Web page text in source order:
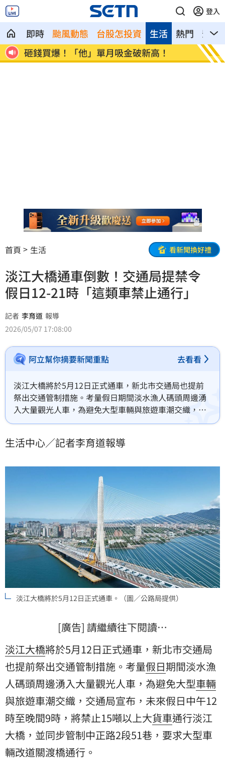
登入
即時 颱風動態 台股怎投資 熱門 影音
生活
之
砸錢買爆！「他」單月吸金破新高！
鬼門
請」
首頁 生活 看新聞換好禮
淡江大橋通車倒數！交通局提禁令
假日12-21時「這類車禁止通行」
記者 李育道 報導
2026/05/07 17:08:00
阿立幫你摘要新聞重點 去看看
淡江大橋將於5月12日正式通車，新北市交通局也提前
祭出交通管制措施。考量假日期間淡水漁人碼頭周邊湧
入大量觀光人車，為避免大型車輛與旅遊車潮交織，交
通局宣布，未來假日中午12時至晚間9時，將禁止15噸
巷，要求大型車輛改道關渡橋通行。
生活中心／記者李育道報導
淡江大橋將於5月12日正式通車。（圖／公路局提供）
[廣告] 請繼續往下閱讀…
淡江大橋將於5月12日正式通車，新北市交通局
也提前祭出交通管制措施。考量假日期間淡水漁
人碼頭周邊湧入大量觀光人車，為避免大型車輛
與旅遊車潮交織，交通局宣布，未來假日中午12
時至晚間9時，將禁止15噸以上大貨車通行淡江
大橋，並同步管制中正路2段51巷，要求大型車
輛改道關渡橋通行。